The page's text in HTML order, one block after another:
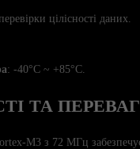
цілісності даних.
: -40°C ~ +85°C.
ТА
M3 з 72 МГц